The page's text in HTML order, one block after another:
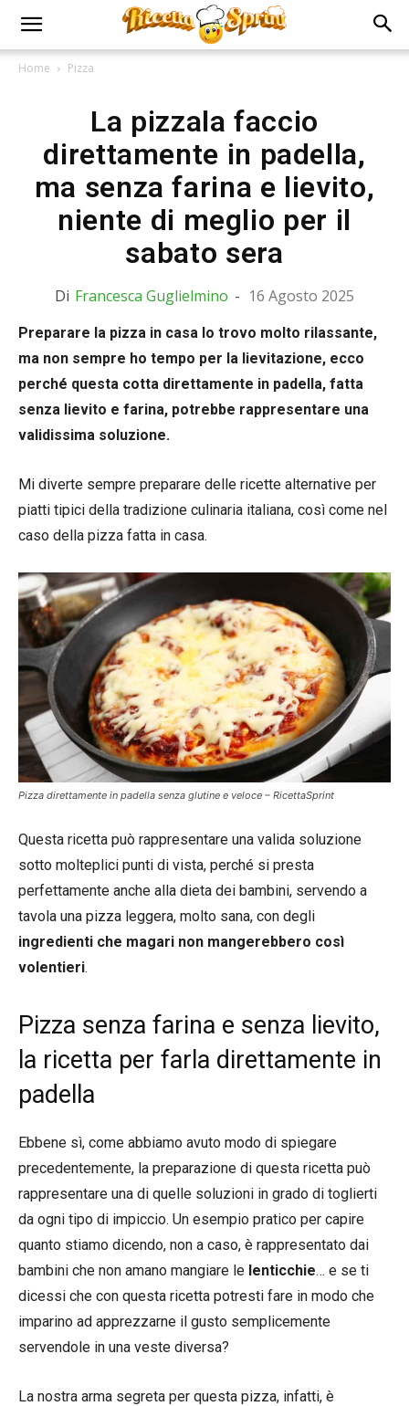
Home Pizza
La pizzala faccio
direttamente in padella,
ma senza farina e lievito,
niente di meglio per il
sabato sera
Di Francesca Guglielmino - 16 Agosto 2025
Preparare la pizza in casa lo trovo molto rilassante,
ma non sempre ho tempo per la lievitazione, ecco
perché questa cotta direttamente in padella, fatta
senza lievito e farina, potrebbe rappresentare una
validissima soluzione.
Mi diverte sempre preparare delle ricette alternative per
piatti tipici della tradizione culinaria italiana, così come nel
caso della pizza fatta in casa.
Pizza direttamente in padella senza glutine e veloce – RicettaSprint
Questa ricetta può rappresentare una valida soluzione
sotto molteplici punti di vista, perché si presta
perfettamente anche alla dieta dei bambini, servendo a
tavola una pizza leggera, molto sana, con degli
ingredienti che magari non mangerebbero così
volentieri.
Pizza senza farina e senza lievito,
la ricetta per farla direttamente in
padella
Ebbene sì, come abbiamo avuto modo di spiegare
precedentemente, la preparazione di questa ricetta può
rappresentare una di quelle soluzioni in grado di toglierti
da ogni tipo di impiccio. Un esempio pratico per capire
quanto stiamo dicendo, non a caso, è rappresentato dai
bambini che non amano mangiare le lenticchie… e se ti
dicessi che con questa ricetta potresti fare in modo che
imparino ad apprezzarne il gusto semplicemente
servendole in una veste diversa?
La nostra arma segreta per questa pizza, infatti, è